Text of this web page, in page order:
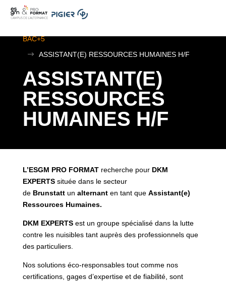
BAC+5
$
ASSISTANT(E) RESSOURCES HUMAINES H/F
ASSISTANT(E)
RESSOURCES
HUMAINES H/F
L’ESGM PRO FORMATrecherche pour DKM
EXPERTS située dans le secteur
de Brunstatt un alternant en tant que Assistant(e)
Ressources Humaines.
DKM EXPERTS est un groupe spécialisé dans la lutte
contre les nuisibles tant auprès des professionnels que
des particuliers.
Nos solutions éco-responsables tout comme nos
certifications, gages d’expertise et de fiabilité, sont